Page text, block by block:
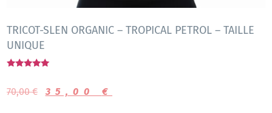
TRICOT-SLEN ORGANIC – TROPICAL PETROL – TAILLE
UNIQUE
sur 5
70,00€ 35,00 €